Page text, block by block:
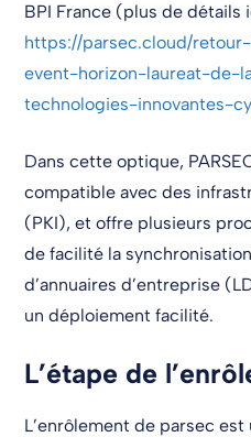
BPI France (plus de détails
https://parsec.cloud/
event-horizon-laureat-de-
technologies-innovantes-
Dans cette optique,
compatible avec des
(PKI), et offre plusieurs
de facilité la
d’annuaires d’entreprise
un déploiement facilité.
L’étape de
L’enrôlement de parsec